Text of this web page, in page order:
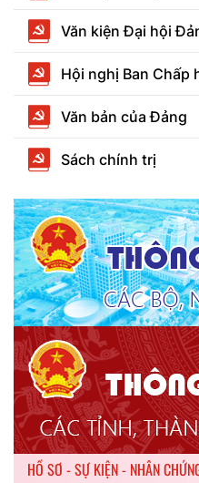
Văn kiện Đại hội
Hội nghị Ban Chấp
Văn bản của Đảng
Sách chính trị
HỒ SƠ - SỰ KIỆN - NHÂN